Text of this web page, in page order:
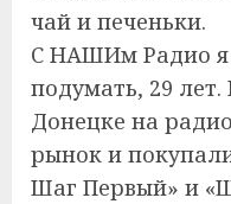
чай и печеньки.
С НАШИм Радио я
подумать, 29 лет.
Донецке на
рынок и
Шаг Первый» и